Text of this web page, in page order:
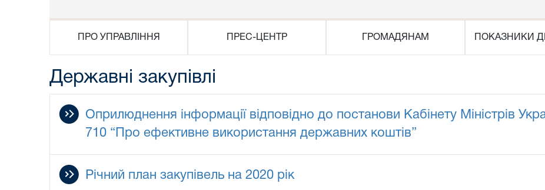
ПРО УПРАВЛІННЯ ПРЕС-ЦЕНТР ГРОМАДЯНАМ ПОКАЗНИКИ
Державні закупівлі
Оприлюднення інформації відповідно до постанови Кабінету Міністрів
710 “Про ефективне використання державних коштів”
Річний план закупівель на 2020 рік